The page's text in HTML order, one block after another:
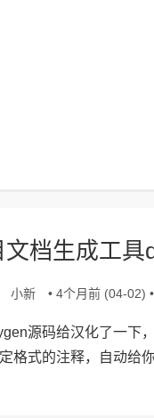
档生成工具
小新 • 4个月前 (04-02) •
源码给汉化了一下
格式的注释，自动给